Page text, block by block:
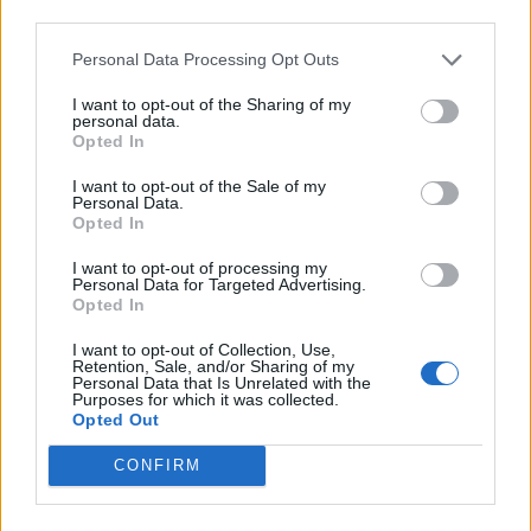
Personal Data Processing Opt Outs
I want to opt-out of the Sharing of my
personal data.
Opted In
I want to opt-out of the Sale of my
Personal Data.
Opted In
I want to opt-out of processing my
Personal Data for Targeted Advertising.
Opted In
I want to opt-out of Collection, Use,
Retention, Sale, and/or Sharing of my
Personal Data that Is Unrelated with the
Purposes for which it was collected.
Opted Out
CONFIRM
Tampa-hyökkääjä Tanner Jeannot tyrmäsi
vastustajan tappelussa – häijy alakoukku
osui ja...
05.03.2023 09:30